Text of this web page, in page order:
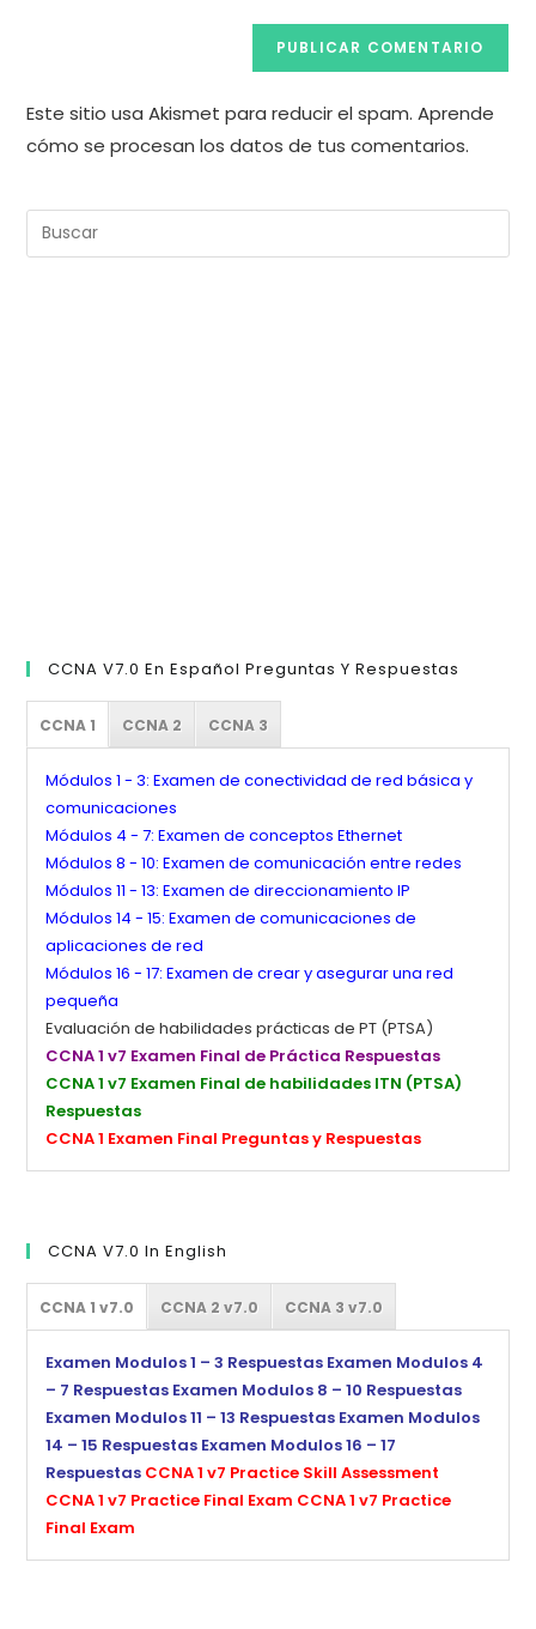
Este sitio usa Akismet para reducir el spam.Aprende
cómo se procesan los datos de tus comentarios.
CCNA V7.0 En Español Preguntas Y Respuestas
CCNA 1 CCNA 2 CCNA 3
Módulos 1 - 3: Examen de conectividad de red básica y
comunicaciones
Módulos 4 - 7: Examen de conceptos Ethernet
Módulos 8 - 10: Examen de comunicación entre redes
Módulos 11 - 13: Examen de direccionamiento IP
Módulos 14 - 15: Examen de comunicaciones de
aplicaciones de red
Módulos 16 - 17: Examen de crear y asegurar una red
pequeña
Evaluación de habilidades prácticas de PT (PTSA)
CCNA 1 v7 Examen Final de Práctica Respuestas
CCNA 1 v7 Examen Final de habilidades ITN (PTSA)
Respuestas
CCNA 1 Examen Final Preguntas y Respuestas
CCNA V7.0 In English
CCNA 1 v7.0 CCNA 2 v7.0 CCNA 3 v7.0
Examen Modulos 1 – 3 Respuestas Examen Modulos 4
– 7 Respuestas Examen Modulos 8 – 10 Respuestas
Examen Modulos 11 – 13 Respuestas Examen Modulos
14 – 15 Respuestas Examen Modulos 16 – 17
Respuestas CCNA 1 v7 Practice Skill Assessment
CCNA 1 v7 Practice Final Exam CCNA 1 v7 Practice
Final Exam